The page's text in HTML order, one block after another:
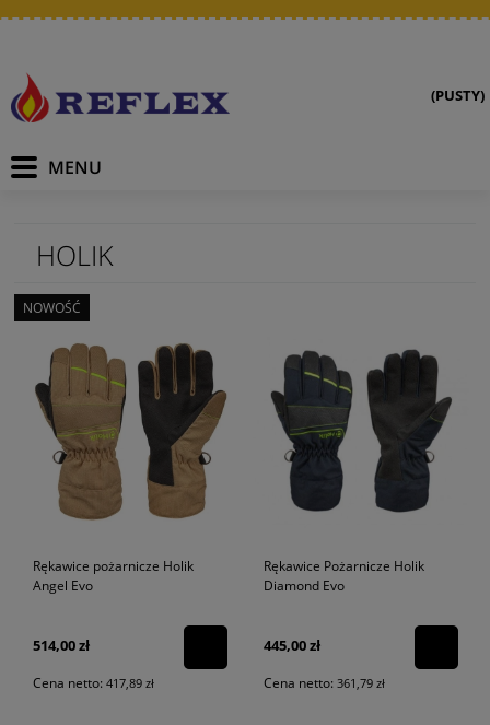
(PUSTY)
HOLIK
Rękawice pożarnicze Holik
Angel Evo
514,00 zł
Cena netto: 417,89 zł
NOWOŚĆ
Rękawice Pożarnicze Holik
Diamond Evo
445,00 zł
Cena netto: 361,79 zł